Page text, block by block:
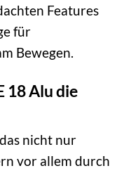
Features
für
Bewegen.
18 Alu die
nicht nur
vor allem durch